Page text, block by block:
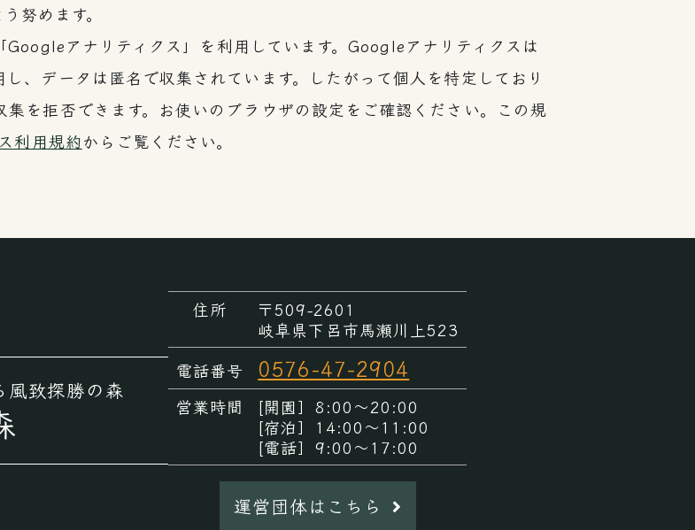
努めます。
アナリティクス」を利用しています。Googleアナリティクスは
、データは匿名で収集されています。したがって個人を特定しており
を拒否できます。お使いのブラウザの設定をご確認ください。この規
利用規約からご覧ください。
風致探勝の森
住所
〒509-2601
岐阜県下呂市馬瀬川上523
電話番号
0576-47-2904
営業時間
[開園］8:00～20:00
[宿泊］14:00～11:00
[電話］9:00～17:00
運営団体はこちら